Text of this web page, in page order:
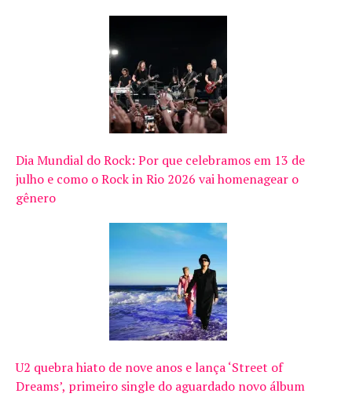
Dia Mundial do Rock: Por que celebramos em 13 de
julho e como o Rock in Rio 2026 vai homenagear o
gênero
U2 quebra hiato de nove anos e lança ‘Street of
Dreams’, primeiro single do aguardado novo álbum